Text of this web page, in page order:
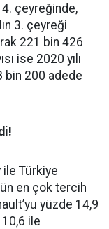
çeyreğinde,
3. çeyreği
221 bin 426
ise 2020 yılı
bin 200 adede
ile Türkiye
en çok tercih
yüzde 14,9
ile